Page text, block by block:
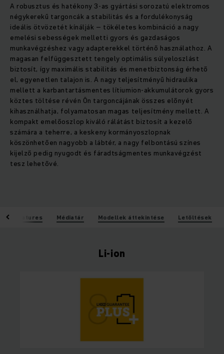
A robusztus és hatékony 3-as gyártási sorozatú elektromos
négykerekű targoncák a stabilitás és a fordulékonyság
ideális ötvözetét kínálják – tökéletes kombináció a nagy
emelési sebességek melletti gyors és gazdaságos
munkavégzéshez vagy adapterekkel történő használathoz. A
magasan felfüggesztett tengely optimális súlyeloszlást
biztosít, így maximális stabilitás és menetbiztonság érhető
el, egyenetlen talajon is. A nagy teljesítményű hidraulika
mellett a karbantartásmentes lítiumion-akkumulátorok gyors
köztes töltése révén Ön targoncájának összes előnyét
kihasználhatja, folyamatosan magas teljesítmény mellett. A
kompakt emelőoszlop kiváló rálátást biztosít a kezelő
számára a teherre, a keskeny kormányoszlopnak
köszönhetően nagyobb a lábtér, a nagy felbontású színes
kijelző pedig nyugodt és fáradtságmentes munkavégzést
tesz lehetővé.
Features Médiatár Modellek áttekintése Letöltések
Li-ion